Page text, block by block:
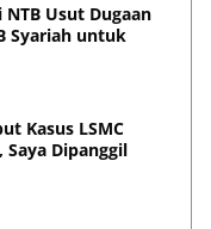
Usut Dugaan
Syariah untuk
Kasus LSMC
Saya Dipanggil